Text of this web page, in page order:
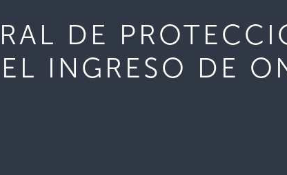
DE
INGRESO DE